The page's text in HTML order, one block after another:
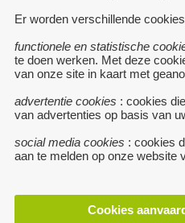
Er worden verschillende
functionele en statistische
te doen werken. Met deze
van onze site in kaart met
advertentie cookies : cookies
van advertenties op basis van
social media cookies : cookies
aan te melden op onze website
Cookies